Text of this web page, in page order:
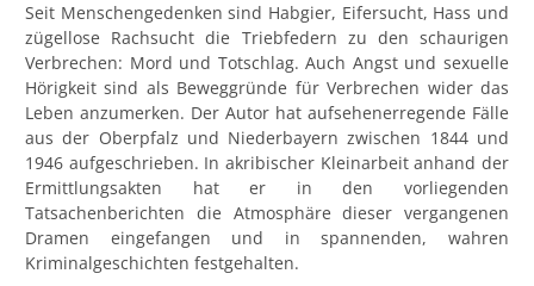
Seit Menschengedenken sind Habgier, Eifersucht, Hass und
zügellose Rachsucht die Triebfedern zu den schaurigen
Verbrechen: Mord und Totschlag. Auch Angst und sexuelle
Hörigkeit sind als Beweggründe für Verbrechen wider das
Leben anzumerken. Der Autor hat aufsehenerregende Fälle
aus der Oberpfalz und Niederbayern zwischen 1844 und
1946 aufgeschrieben. In akribischer Kleinarbeit anhand der
Ermittlungsakten hat er in den vorliegenden
Tatsachenberichten die Atmosphäre dieser vergangenen
Dramen eingefangen und in spannenden, wahren
Kriminalgeschichten festgehalten.